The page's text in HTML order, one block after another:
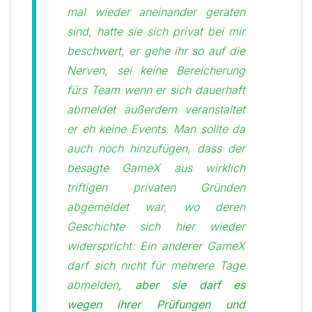
mal wieder aneinander geraten
sind, hatte sie sich privat bei mir
beschwert, er gehe ihr so auf die
Nerven, sei keine Bereicherung
fürs Team wenn er sich dauerhaft
abmeldet außerdem veranstaltet
er eh keine Events. Man sollte da
auch noch hinzufügen, dass der
besagte GameX aus wirklich
triftigen privaten Gründen
abgemeldet war, wo deren
Geschichte sich hier wieder
widerspricht: Ein anderer GameX
darf sich nicht für mehrere Tage
abmelden, aber sie darf es
wegen ihrer Prüfungen und